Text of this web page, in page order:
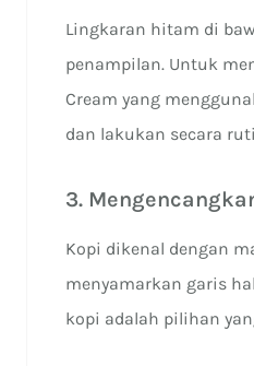
Lingkaran hitam di
penampilan. Untuk
Cream yang
dan lakukan secara
3.
Kopi dikenal dengan
menyamarkan garis
kopi adalah pilihan